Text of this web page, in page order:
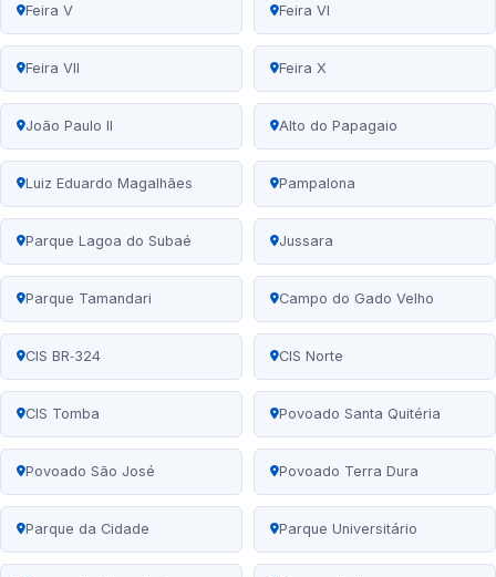
Feira V Feira VI
Feira VII Feira X
João Paulo II Alto do Papagaio
Luiz Eduardo Magalhães Pampalona
Parque Lagoa do Subaé Jussara
Parque Tamandari Campo do Gado Velho
CIS BR‑324 CIS Norte
CIS Tomba Povoado Santa Quitéria
Povoado São José Povoado Terra Dura
Parque da Cidade Parque Universitário